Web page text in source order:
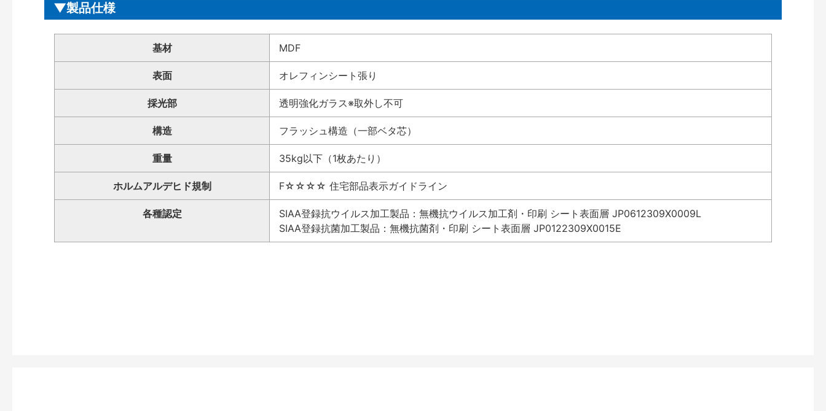
製品仕様
基材 MDF
表面 オレフィンシート張り
採光部 透明強化ガラス※取外し不可
構造 フラッシュ構造（一部ベタ芯）
重量 35kg以下（1枚あたり）
ホルムアルデヒド規制 F☆☆☆☆ 住宅部品表示ガイドライン
各種認定
SIAA登録抗ウイルス加工製品：無機抗ウイルス加工剤・印刷 シート表面層 JP0612309X0009L
SIAA登録抗菌加工製品：無機抗菌剤・印刷 シート表面層 JP0122309X0015E